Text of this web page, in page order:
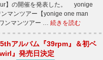
】の開催を発表した。 yonige
マンツアー【yonige one man
ンマンツアー … 続きを読む
アルバム『39rpm』＆初ベ
』発売日決定